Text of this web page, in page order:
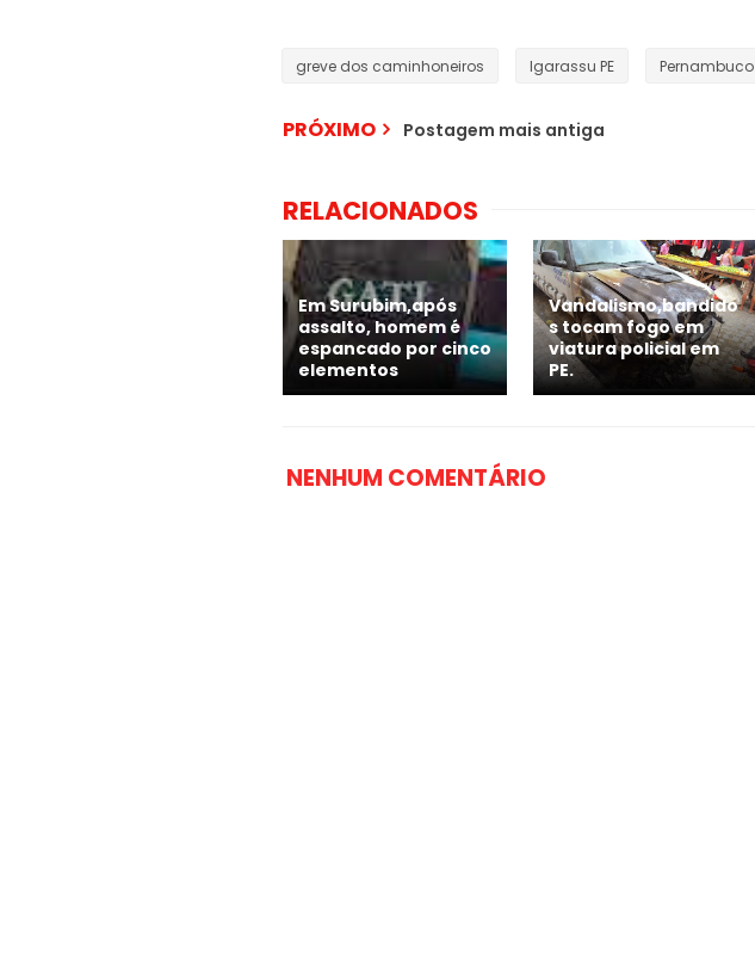
greve dos caminhoneiros Igarassu PE Pernambuco
PRÓXIMO Postagem mais antiga
RELACIONADOS
Em Surubim,após
assalto, homem é
espancado por cinco
elementos
Vandalismo,bandido
s tocam fogo em
viatura policial em
PE.
NENHUM COMENTÁRIO